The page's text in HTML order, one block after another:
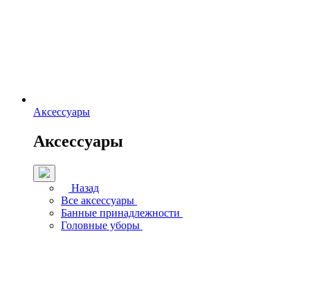
Аксессуары
Аксессуары
Назад
Все аксессуары
Банные принадлежности
Головные уборы